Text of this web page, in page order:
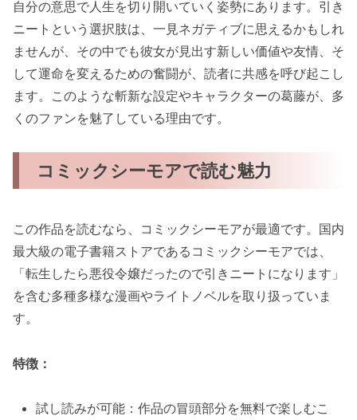
自分の意思で人生を切り開いていく姿勢にあります。引き
ニートという選択肢は、一見ネガティブに思えるかもしれ
ませんが、その中でも彼女が見出す新しい価値や友情、そ
して運命を変えるための奮闘が、読者に共感を呼び起こし
ます。このような斬新な設定やキャラクターの葛藤が、多
くのファンを魅了している理由です。
コミックシーモアで読む魅力
この作品を読むなら、コミックシーモアが最適です。国内
最大級の電子書籍ストアであるコミックシーモアでは、
「転生したら悪役令嬢だったので引きニートになります」
を含む多種多様な漫画やライトノベルを取り扱っていま
す。
特徴：
試し読みが可能：作品の冒頭部分を無料で楽しむこ